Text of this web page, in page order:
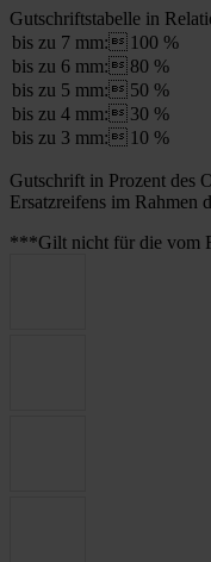
Gutschriftstabelle in
bis zu 7 mm: 100 %
bis zu 6 mm:80 %
bis zu 5 mm:50 %
bis zu 4 mm:30 %
bis zu 3 mm: 10 %
Gutschrift in Prozent des
Ersatzreifens im
***Gilt nicht für die vom